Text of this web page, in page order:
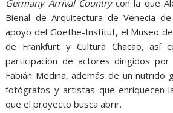
Germany Arrival Countrycon la que
Bienal de Arquitectura de Venecia
apoyo del Goethe-Institut, el Museo
de Frankfurt y Cultura Chacao, así
participación de actores dirigidos por
Fabián Medina, además de un nutrido
fotógrafos y artistas que enriquecen
que el proyecto busca abrir.